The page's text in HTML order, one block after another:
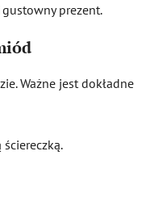
prezent.
Ważne jest dokładne